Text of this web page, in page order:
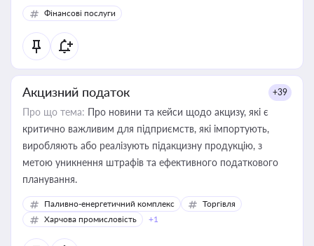
Фінансові послуги
Акцизний податок +39
Про що тема: Про новини та кейси щодо акцизу, які є
критично важливим для підприємств, які імпортують,
виробляють або реалізують підакцизну продукцію, з
метою уникнення штрафів та ефективного податкового
планування.
Паливно-енергетичний комплекс
Торгівля
Харчова промисловість
+1